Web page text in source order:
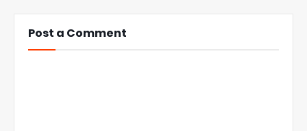
Post a Comment